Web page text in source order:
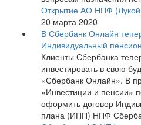
Открытие АО НПФ
20 марта 2020
В Сбербанк Онлайн
Индивидуальный
Клиенты Сбербанка
инвестировать в свою
«Сбербанк Онлайн». В
«Инвестиции и пенсии»
оформить договор
плана (ИПП) НПФ